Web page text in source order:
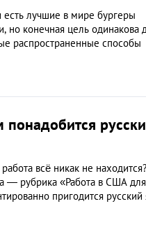
лучшие в мире бургеры
но конечная цель одинакова
распространенные способы
всё никак не
— рубрика «Работа в США для
пригодится русский